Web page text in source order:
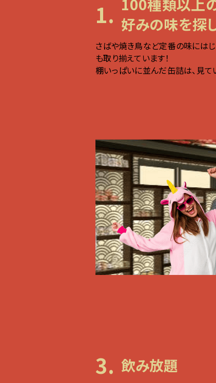
1. 100種類以上
好みの味を探
さばや焼き鳥など定番の味には
も取り揃えています！
棚いっぱいに並んだ缶詰は、見て
3. 飲み放題